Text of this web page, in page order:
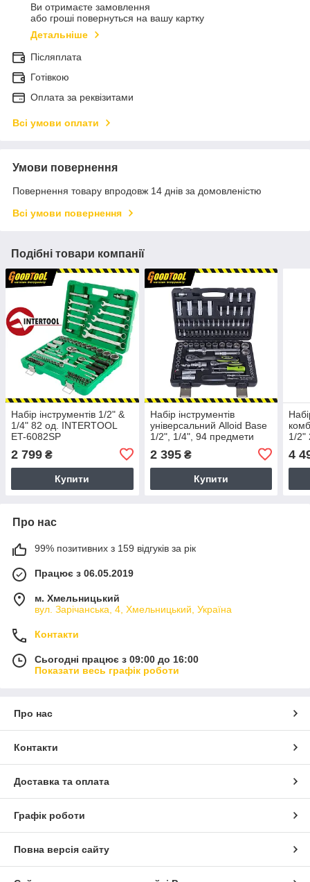
Ви отримаєте замовлення
або гроші повернуться на вашу картку
Детальніше
Післяплата
Готівкою
Оплата за реквізитами
Всі умови оплати
Умови повернення
Повернення товару впродовж 14 днів за домовленістю
Всі умови повернення
Подібні товари компанії
Набір інструментів 1/2" &
1/4" 82 од. INTERTOOL
ET-6082SP
2 799 ₴
Купити
Набір інструментів
універсальний Alloid Base
1/2", 1/4", 94 предмети
2 395₴
Купити
1/2"
4
Про нас
99% позитивних з 159 відгуків за рік
Працює з 06.05.2019
м. Хмельницький
вул. Зарічанська, 4, Хмельницький, Україна
Контакти
Сьогодні працює з 09:00 до 16:00
Показати весь графік роботи
Про нас
Контакти
Доставка та оплата
Графік роботи
Повна версія сайту